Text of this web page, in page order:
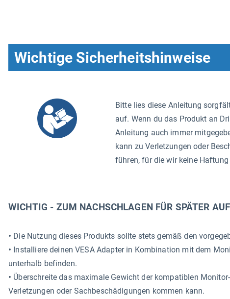
Wichtige Sicherheitshinweise
Bitte lies diese Anleitung
auf. Wenn du das Produkt an
Anleitung auch immer
kann zu Verletzungen oder
führen, für die wir keine
WICHTIG - ZUM NACHSCHLAGEN FÜR SPÄTER
• Die Nutzung dieses Produkts sollte stets gemäß den
• Installiere deinen VESA Adapter in Kombination mit dem
unterhalb befinden.
• Überschreite das maximale Gewicht der kompatiblen
Verletzungen oder Sachbeschädigungen kommen kann.